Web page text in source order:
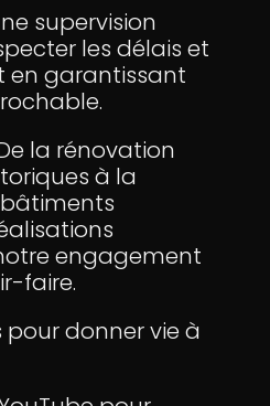
supervision
les délais et
en garantissant
la rénovation
à la
engagement
faire.
donner vie à